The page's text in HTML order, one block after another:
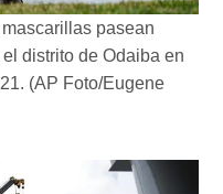
pasean
distrito de Odaiba en
(AP Foto/Eugene